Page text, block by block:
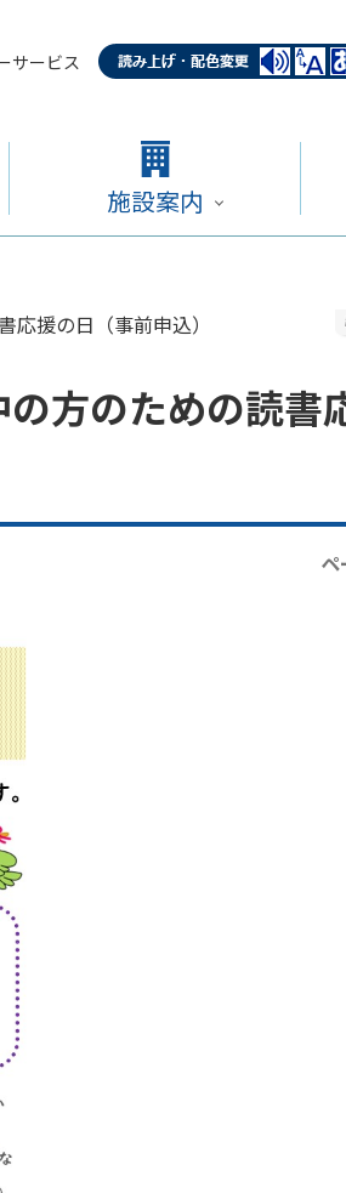
サービス
施設案内
援の日（事前申込）
方のための読書